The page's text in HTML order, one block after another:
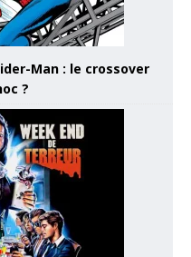
Man : le crossover
?